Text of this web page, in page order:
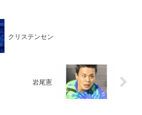
クリステンセン
岩尾憲